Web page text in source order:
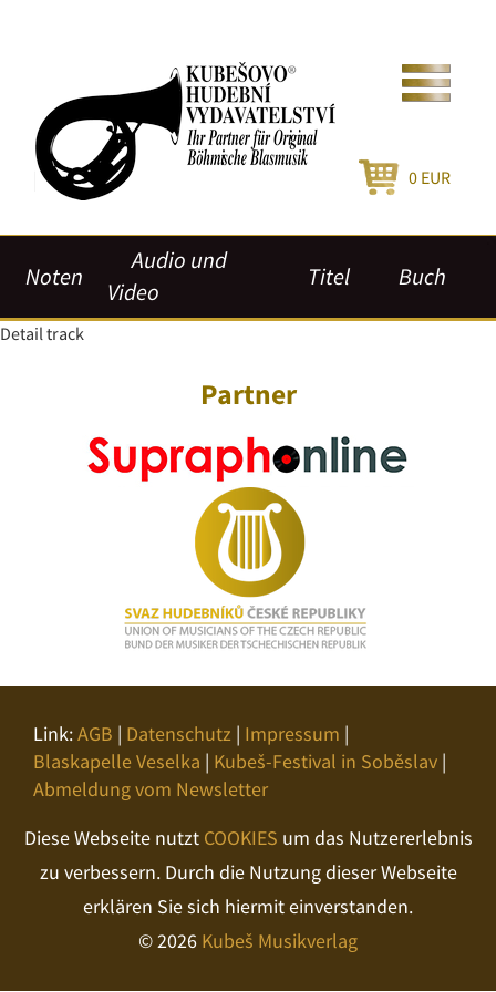
0 EUR
Noten
Audio und
Video
Titel Buch
Detail track
Partner
Link:AGB | Datenschutz | Impressum |
Blaskapelle Veselka | Kubeš-Festival in Soběslav |
Abmeldung vom Newsletter
Diese Webseite nutzt COOKIES um das Nutzererlebnis
zu verbessern. Durch die Nutzung dieser Webseite
erklären Sie sich hiermit einverstanden.
© 2026 Kubeš Musikverlag